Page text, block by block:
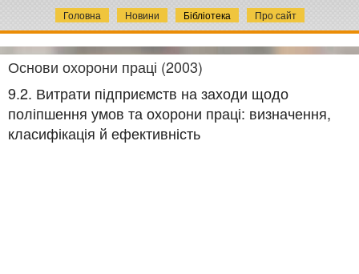
Головна Новини Бібліотека Про сайт
Основи охорони праці (2003)
9.2. Витрати підприємств на заходи щодо
поліпшення умов та охорони праці: визначення,
класифікація й ефективність